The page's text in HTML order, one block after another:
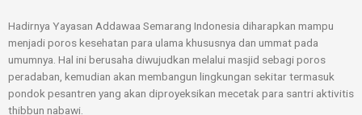
Hadirnya Yayasan Addawaa Semarang Indonesia diharapkan mampu
menjadi poros kesehatan para ulama khususnya dan ummat pada
umumnya. Hal ini berusaha diwujudkan melalui masjid sebagi poros
peradaban, kemudian akan membangun lingkungan sekitar termasuk
pondok pesantren yang akan diproyeksikan mecetak para santri aktivitis
thibbun nabawi.